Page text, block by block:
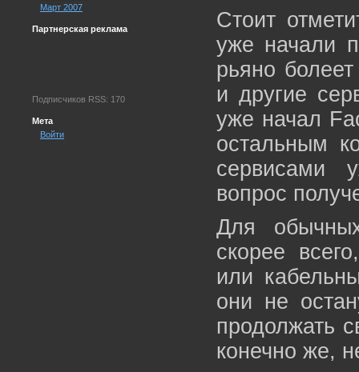
Март 2007
Партнерская реклама
Подписчиков RSS: 170
Мета
Войти
Стоит
уже начали
рьяно
и другие
уже начал
остальным
сервисами
вопрос
Для
скорее
или
они не
продолжать
конечно же,